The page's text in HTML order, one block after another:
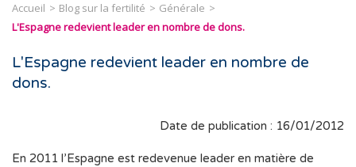
Accueil Blog sur la fertilité
Générale
L'Espagne redevient leader en nombre de dons.
L'Espagne redevient leader en nombre de
dons.
Date de publication : 16/01/2012
En 2011 l’Espagne est redevenue leader en matière de